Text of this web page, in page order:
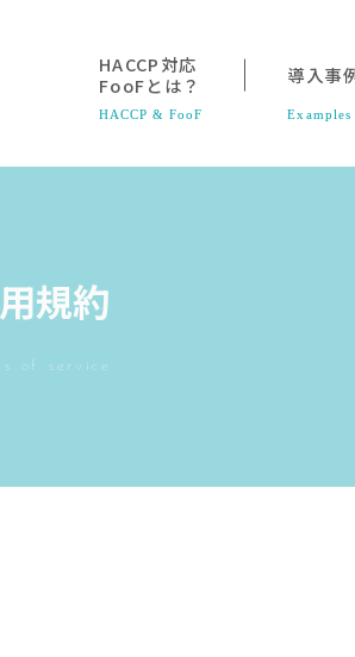
HACCP対応
FooFとは？
HACCP & FooF
導入事
Examples
規約
of service